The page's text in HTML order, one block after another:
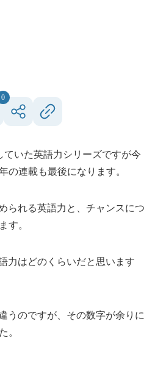
0
いた英語力シリーズですが今
の連載も最後になります。
られる英語力と、チャンスにつ
す。
力はどのくらいだと思います
うのですが、その数字が余りに
。